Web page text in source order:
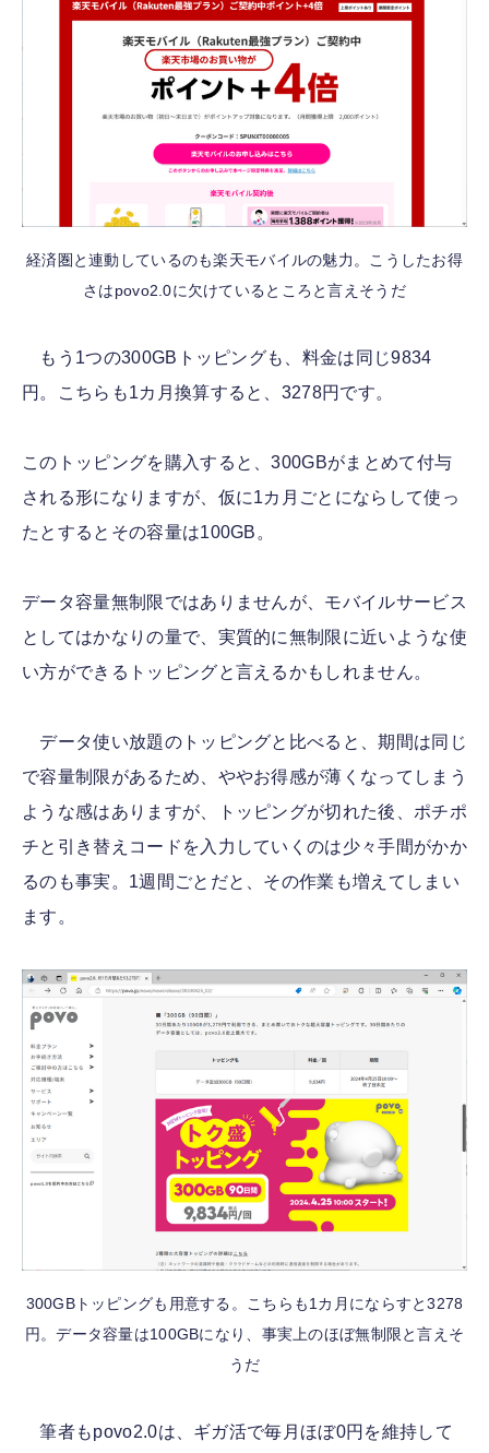
経済圏と連動しているのも楽天モバイルの魅力。こうしたお得
さはpovo2.0に欠けているところと言えそうだ
もう1つの300GBトッピングも、料金は同じ9834
円。こちらも1カ月換算すると、3278円です。
このトッピングを購入すると、300GBがまとめて付与
される形になりますが、仮に1カ月ごとにならして使っ
たとするとその容量は100GB。
データ容量無制限ではありませんが、モバイルサービス
としてはかなりの量で、実質的に無制限に近いような使
い方ができるトッピングと言えるかもしれません。
データ使い放題のトッピングと比べると、期間は同じ
で容量制限があるため、ややお得感が薄くなってしまう
ような感はありますが、トッピングが切れた後、ポチポ
チと引き替えコードを入力していくのは少々手間がかか
るのも事実。1週間ごとだと、その作業も増えてしまい
ます。
300GBトッピングも用意する。こちらも1カ月にならすと3278
円。データ容量は100GBになり、事実上のほぼ無制限と言えそ
うだ
筆者もpovo2.0は、ギガ活で毎月ほぼ0円を維持して